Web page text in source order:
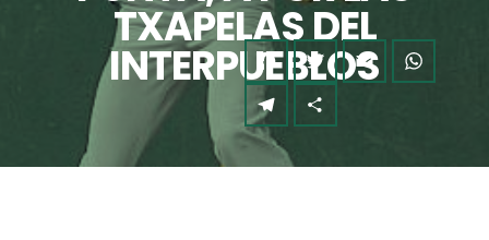
TXAPELAS DEL
INTERPUEBLOS